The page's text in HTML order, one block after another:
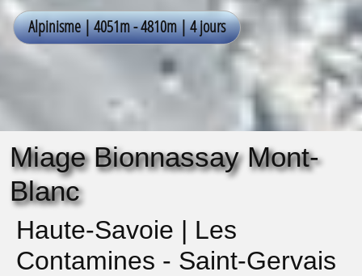
Miage Bionnassay Mont-
Blanc
Haute-Savoie | Les
Contamines - Saint-Gervais